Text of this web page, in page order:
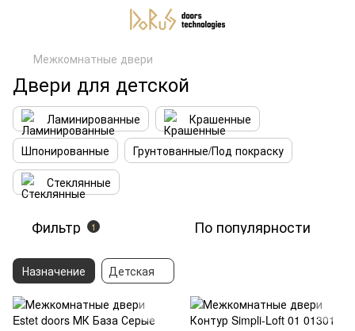
Межкомнатные двери
Двери для детской
Ламинированные
Крашенные
Шпонированные
Грунтованные/Под покраску
Стеклянные
Фильтр 1 По популярности
Назначение Детская